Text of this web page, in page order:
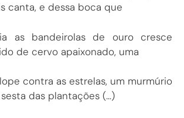
canta, e dessa boca que
as bandeirolas de ouro cresce
de cervo apaixonado, uma
contra as estrelas, um murmúrio
das plantações (…)